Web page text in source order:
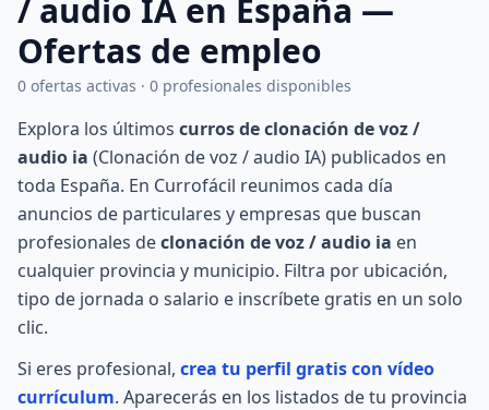
/ audio IA en España —
Ofertas de empleo
0 ofertas activas · 0 profesionales disponibles
Explora los últimos curros de clonación de voz /
audio ia (Clonación de voz / audio IA) publicados en
toda España. En Currofácil reunimos cada día
anuncios de particulares y empresas que buscan
profesionales declonación de voz / audio ia en
cualquier provincia y municipio. Filtra por ubicación,
tipo de jornada o salario e inscríbete gratis en un solo
clic.
Si eres profesional, crea tu perfil gratis con vídeo
currículum. Aparecerás en los listados de tu provincia